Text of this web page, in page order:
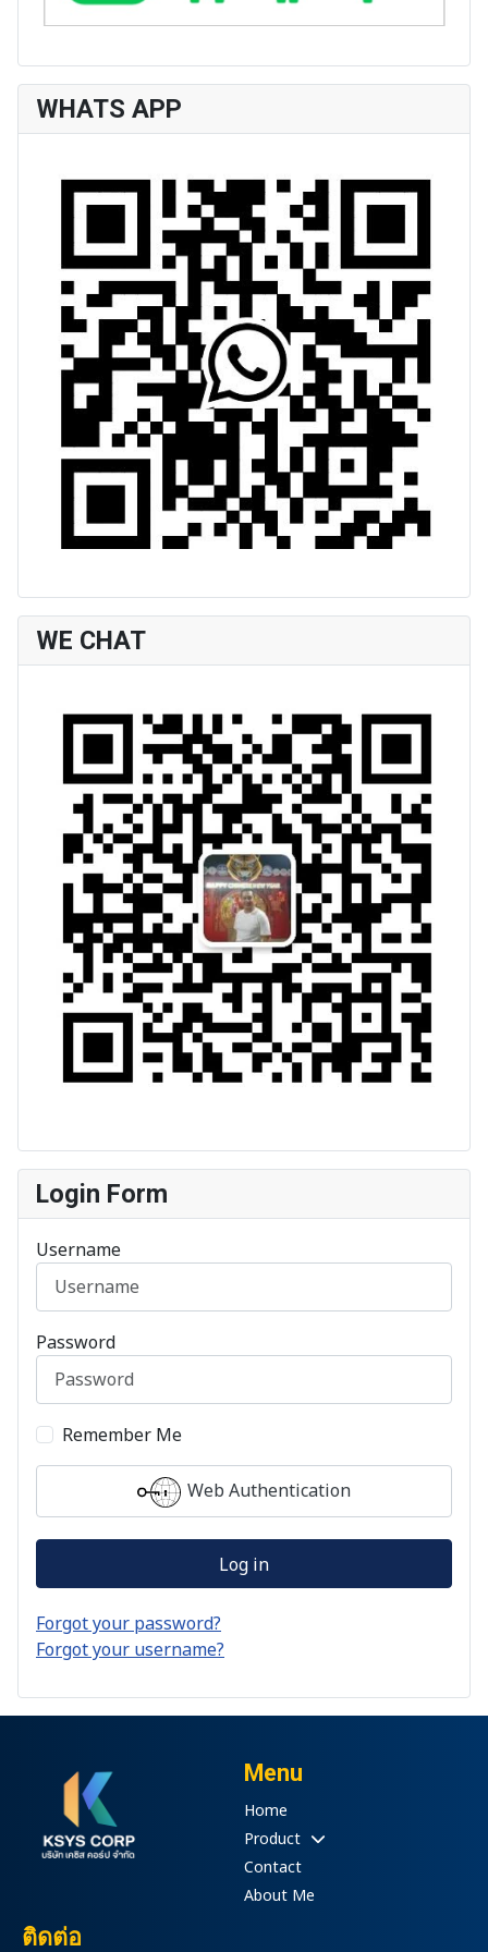
WHATS APP
WE CHAT
Login Form
Username
Password
Remember Me
Web Authentication
Log in
Forgot your password?
Forgot your username?
Menu
Home
Product
Contact
About Me
ติดต่อ